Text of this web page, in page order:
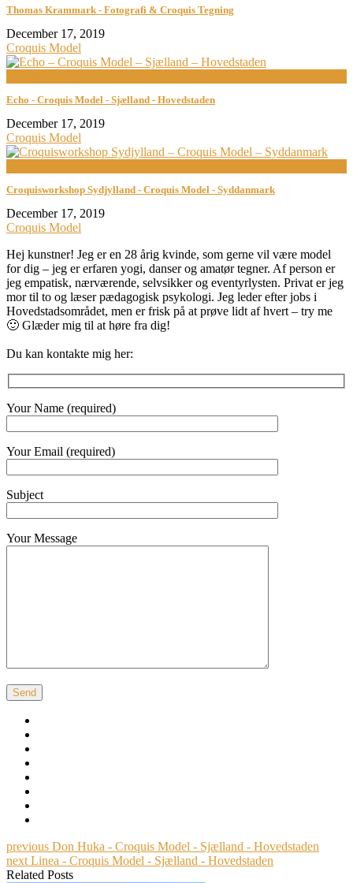
Thomas Krammark - Fotografi & Croquis Tegning
December 17, 2019
Croquis Model
Echo - Croquis Model - Sjælland - Hovedstaden
December 17, 2019
Croquis Model
Croquisworkshop Sydjylland - Croquis Model - Syddanmark
December 17, 2019
Croquis Model
Hej kunstner! Jeg er en 28 årig kvinde, som gerne vil være model
for dig – jeg er erfaren yogi, danser og amatør tegner. Af person er
jeg empatisk, nærværende, selvsikker og eventyrlysten. Privat er jeg
mor til to og læser pædagogisk psykologi. Jeg leder efter jobs i
Hovedstadsområdet, men er frisk på at prøve lidt af hvert – try me
🙂 Glæder mig til at høre fra dig!
Du kan kontakte mig her:
Your Name (required)
Your Email (required)
Subject
Your Message
previous Don Huka - Croquis Model - Sjælland - Hovedstaden
next Linea - Croquis Model - Sjælland - Hovedstaden
Related Posts